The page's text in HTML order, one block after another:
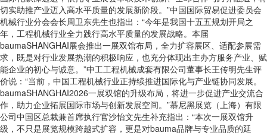
切实助推产业迈入高水平质量的发展新阶段。”中国国际贸易促进委员会
机械行业分会会长周卫东先生也指出：“今年是我国十五五规划开局之
年，工程机械行业全力践行高水平质量的发展战略。本届
baumaSHANGHAI展会推出一展双馆布局，全力扩容展区、适配参展需
求，既是对行业发展热潮的积极响应，也充分体现出主办方服务产业、赋
能企业的初心与诚意。”中工工程机械成套有限公司董事长王传明先生评
价说：“当前，中国工程机械行业正持续推进国际化与产业链协同发展。
baumaSHANGHAI2026一展双馆的升级布局，将进一步促进产业交流合
作，助力企业拓展国际市场与创新发展空间。”慕尼黑展览（上海）有限
公司中国区总裁兼首席执行官沙怡文先生补充指出：“本次一展双馆升
级，不只是展览规模跨越式扩容，更是对bauma品牌与专业品质的延